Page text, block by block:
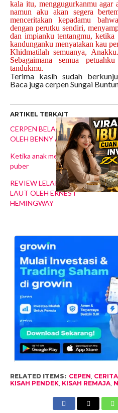
kala itu, menggugurkanmu agar
namun aku akan segera
menceritakan kepadamu
dengan perutku sendiri,
dan impianku tentangmu,
kandunganku menyatakan kau
Khidmatilah semuanya,
Sebagaimana semua
tandukmu.
Terima kasih sudah
Baca juga cerpen Sungai
ARTIKEL TERKAIT
CERPEN BELAJAR SETIA
OLEH BENNY ARNAS
Ketika anak menginjak masa
puber
REVIEW LELAKI TUA DAN
LAUT OLEH ERNEST
HEMINGWAY
RELATED ITEMS: CEPEN,
KISAH PENDEK, KISAH REMAJA,